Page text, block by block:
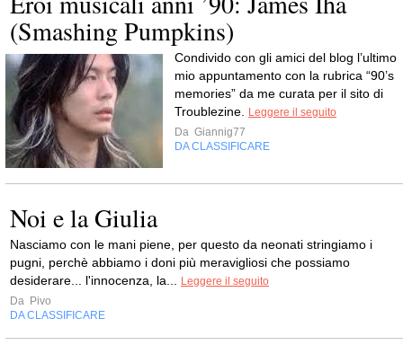
(Smashing Pumpkins)
Condivido con gli amici del blog l’ultimo
mio appuntamento con la rubrica “90’s
memories” da me curata per il sito di
Troublezine.
Leggere il seguito
Da Giannig77
DA CLASSIFICARE
Noi e la Giulia
Nasciamo con le mani piene, per questo da neonati stringiamo i
pugni, perchè abbiamo i doni più meravigliosi che possiamo
desiderare... l'innocenza, la...
Leggere il seguito
Da Pivo
DA CLASSIFICARE